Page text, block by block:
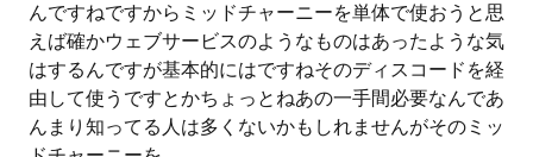
んですねですからミッドチャーニーを単体で使おうと思
えば確かウェブサービスのようなものはあったような気
はするんですが基本的にはですねそのディスコードを経
由して使うですとかちょっとねあの一手間必要なんであ
んまり知ってる人は多くないかもしれませんがそのミッ